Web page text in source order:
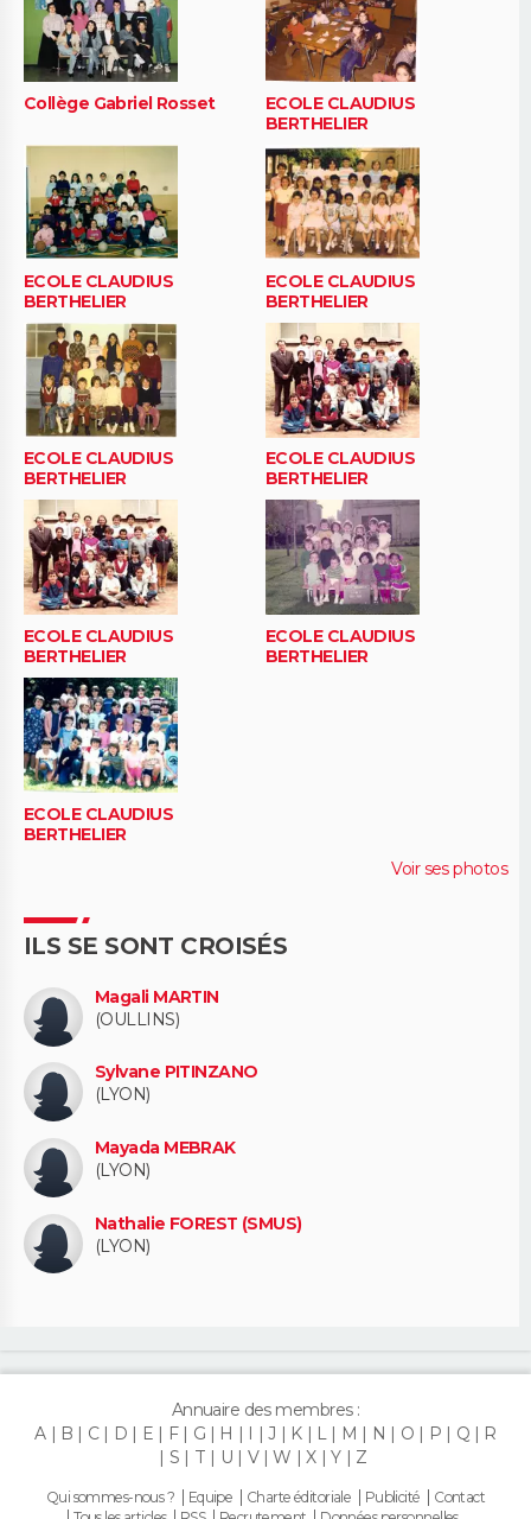
Collège Gabriel Rosset
ECOLE CLAUDIUS
BERTHELIER
ECOLE CLAUDIUS
BERTHELIER
ECOLE CLAUDIUS
BERTHELIER
ECOLE CLAUDIUS
BERTHELIER
ECOLE CLAUDIUS
BERTHELIER
ECOLE CLAUDIUS
BERTHELIER
ECOLE CLAUDIUS
BERTHELIER
ECOLE CLAUDIUS
BERTHELIER
Voir ses photos
ILS SE SONT CROISÉS
Magali MARTIN
(OULLINS)
Sylvane PITINZANO
(LYON)
Mayada MEBRAK
(LYON)
Nathalie FOREST (SMUS)
(LYON)
Annuaire des membres :
A
B C D E F G H I J K L M N O P Q
R
S
T U V W X Y Z
Qui sommes-nous ? Equipe Charte éditoriale Publicité
Contact